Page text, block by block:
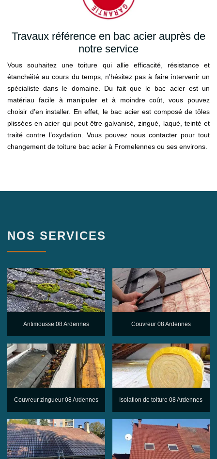
Travaux référence en bac acier auprès de
notre service
Vous souhaitez une toiture qui allie efficacité, résistance et
étanchéité au cours du temps, n’hésitez pas à faire intervenir un
spécialiste dans le domaine. Du fait que le bac acier est un
matériau facile à manipuler et à moindre coût, vous pouvez
choisir d’en installer. En effet, le bac acier est composé de tôles
plissées en acier qui peut être galvanisé, zingué, laqué, teinté et
traité contre l’oxydation. Vous pouvez nous contacter pour tout
changement de toiture bac acier à Fromelennes ou ses environs.
NOS SERVICES
Antimousse 08 Ardennes Couvreur 08 Ardennes
Couvreur zingueur 08 Ardennes Isolation de toiture 08 Ardennes